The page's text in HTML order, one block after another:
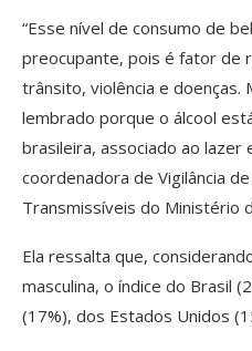
“Esse nível de consumo de
preocupante, pois é fator de
trânsito, violência e doenças.
lembrado porque o álcool
brasileira, associado ao lazer
coordenadora de Vigilância
Transmissíveis do Ministério
Ela ressalta que,
masculina, o índice do Brasil
(17%), dos Estados Unidos